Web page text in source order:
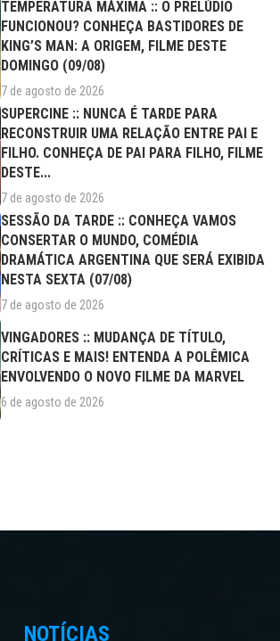
TEMPERATURA MÁXIMA :: O PRELÚDIO
FUNCIONOU? CONHEÇA BASTIDORES DE
KING’S MAN: A ORIGEM, FILME DESTE
DOMINGO (09/08)
7 de agosto de 2026
SUPERCINE :: NUNCA É TARDE PARA
RECONSTRUIR UMA RELAÇÃO ENTRE PAI E
FILHO. CONHEÇA DE PAI PARA FILHO, FILME
DESTE...
7 de agosto de 2026
SESSÃO DA TARDE :: CONHEÇA VAMOS
CONSERTAR O MUNDO, COMÉDIA
DRAMÁTICA ARGENTINA QUE SERÁ EXIBIDA
NESTA SEXTA (07/08)
7 de agosto de 2026
VINGADORES :: MUDANÇA DE TÍTULO,
CRÍTICAS E MAIS! ENTENDA A POLÊMICA
ENVOLVENDO O NOVO FILME DA MARVEL
6 de agosto de 2026
NOTÍCIAS